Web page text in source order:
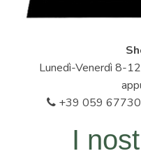
Lunedì-Venerdì 8-
+39 059
I